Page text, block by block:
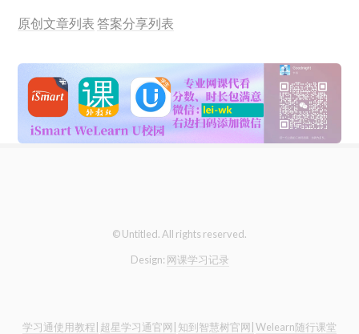
原创文章列表 答案分享列表
© Untitled. All rights reserved.
Design: 网课学习记录
学习通使用教程| 超星学习通官网| 知到智慧树官网| Welearn随行课堂